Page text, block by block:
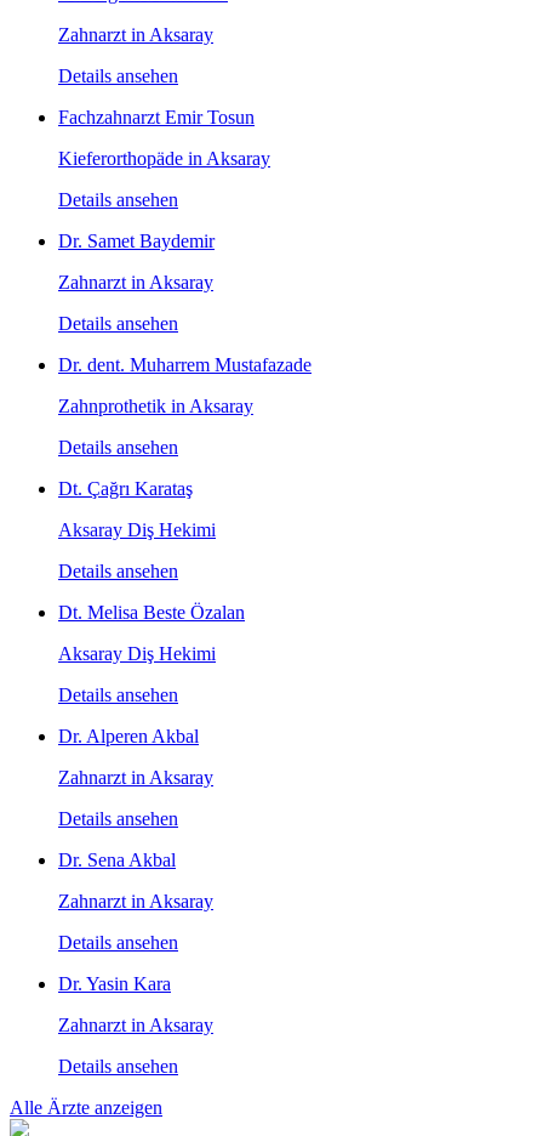
Zahnarzt in Aksaray
Details ansehen
Fachzahnarzt Emir Tosun
Kieferorthopäde in Aksaray
Details ansehen
Dr. Samet Baydemir
Zahnarzt in Aksaray
Details ansehen
Dr. dent. Muharrem Mustafazade
Zahnprothetik in Aksaray
Details ansehen
Dt. Çağrı Karataş
Aksaray Diş Hekimi
Details ansehen
Dt. Melisa Beste Özalan
Aksaray Diş Hekimi
Details ansehen
Dr. Alperen Akbal
Zahnarzt in Aksaray
Details ansehen
Dr. Sena Akbal
Zahnarzt in Aksaray
Details ansehen
Dr. Yasin Kara
Zahnarzt in Aksaray
Details ansehen
Alle Ärzte anzeigen